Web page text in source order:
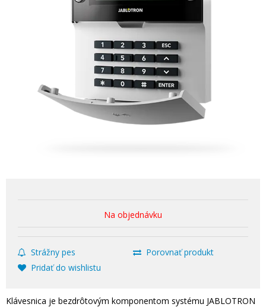
Na objednávku
Strážny pes
Porovnať produkt
Pridať do wishlistu
Klávesnica je bezdrôtovým komponentom systému JABLOTRON